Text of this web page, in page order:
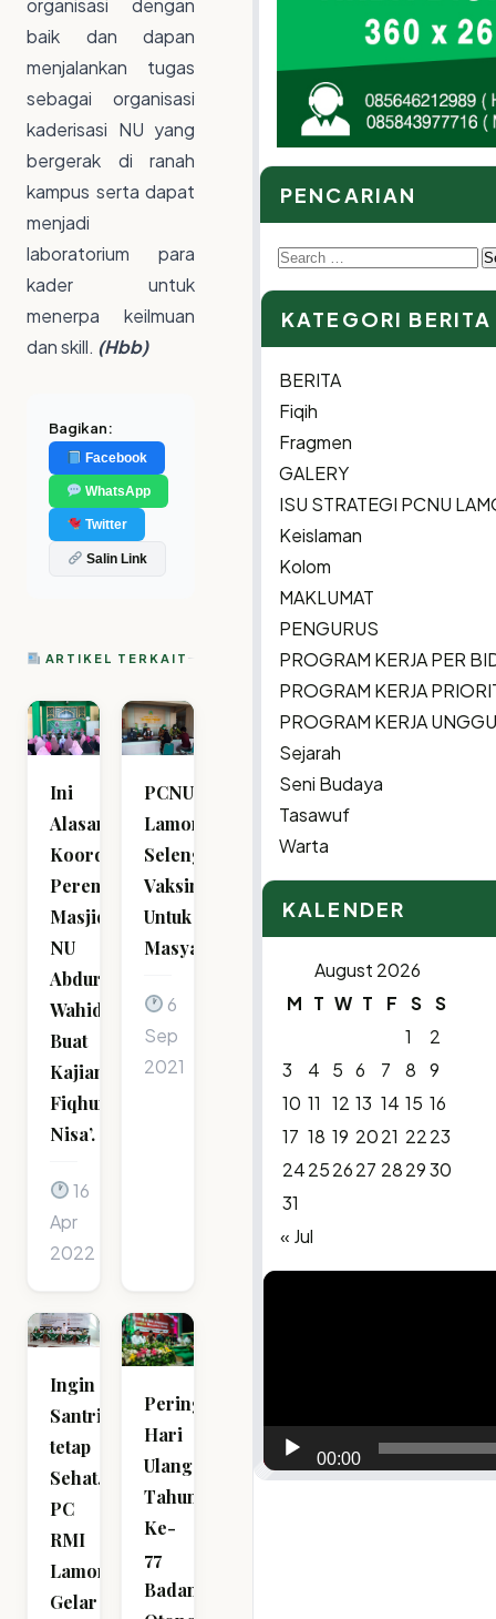
organisasi dengan
baik dan dapan
menjalankan tugas
sebagai organisasi
kaderisasi NU yang
bergerak di ranah
kampus serta dapat
menjadi
laboratorium para
kader untuk
menerpa keilmuan
dan skill. (Hbb)
Bagikan:
Facebook
WhatsApp
Twitter
Salin Link
ARTIKEL TERKAIT
Ini
Alasan
Koordinator
Perempuan
Masjid
NU
Abdurrahman
Wahid
Buat
Kajian
Fiqhun
Nisa’.
16
Apr
2022
PCNU
Lamongan
Selenggarakan
Vaksinasi
Untuk
Masyarakat
6
Sep
2021
Ingin
Santri
tetap
Sehat,
PC
RMI
Lamongan
Gelar
Peringati
Hari
Ulang
Tahun
Ke-
77
Badan
PENCARIAN
Search
for:
KATEGORI BERITA
BERITA
Fiqih
Fragmen
GALERY
ISU STRATEGI PCNU
Keislaman
Kolom
MAKLUMAT
PENGURUS
PROGRAM KERJA PER
PROGRAM KERJA
PROGRAM KERJA
Sejarah
Seni Budaya
Tasawuf
Warta
KALENDER
August 2026
M T W T F S S
1
2
3
4 5 6 7 8
9
10 11 12 13 14 15 16
17 18 19 2021 2223
24252627 282930
31
« Jul
Video
00:00